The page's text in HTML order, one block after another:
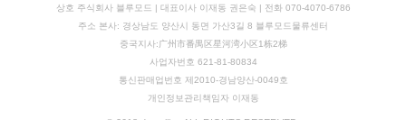
상호 주식회사 블루모드 | 대표이사 이재동 권은숙 | 전화 070-4070-6786
주소 본사: 경상남도 양산시 동면 가산3길 8 블루모드물류센터
중국지사:广州市番禺区星河湾小区1栋2梯
사업자번호 621-81-80834
통신판매업번호 제2010-경남양산-0049호
개인정보관리책임자 이재동